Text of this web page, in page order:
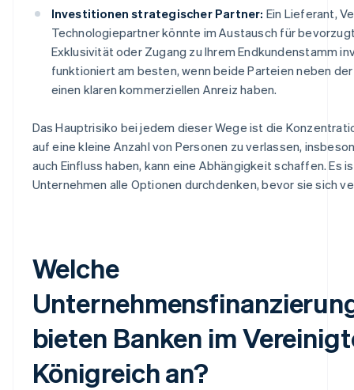
Investitionen strategischer Partner: Ein Lieferant,
Technologiepartner könnte im Austausch für
Exklusivität oder Zugang zu Ihrem Endkundenstamm
funktioniert am besten, wenn beide Parteien neben
einen klaren kommerziellen Anreiz haben.
Das Hauptrisiko bei jedem dieser Wege ist die
auf eine kleine Anzahl von Personen zu verlassen,
auch Einfluss haben, kann eine Abhängigkeit schaffen. Es
Unternehmen alle Optionen durchdenken, bevor sie sich
Welche
bieten Banken im
Königreich an?